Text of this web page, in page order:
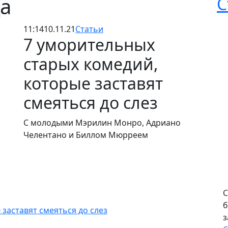
11:1410.11.21Статьи
7 уморительных
старых комедий,
которые заставят
смеяться до слез
С молодыми Мэрилин Монро, Адриано
Челентано и Биллом Мюрреем
смеяться до слез